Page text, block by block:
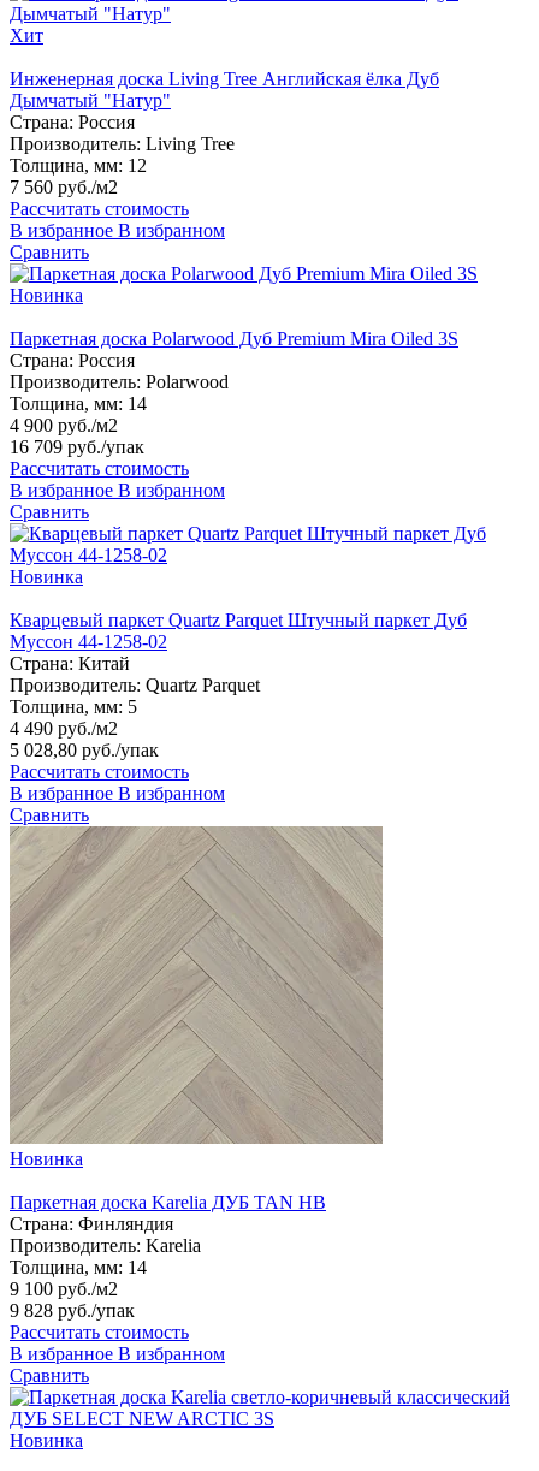
Хит
Инженерная доска Living Tree Английская ёлка Дуб
Дымчатый "Натур"
Страна: Россия
Производитель: Living Tree
Толщина, мм: 12
7 560 руб./м2
Рассчитать стоимость
В избранное В избранном
Сравнить
Новинка
Паркетная доска Polarwood Дуб Premium Mira Oiled 3S
Страна: Россия
Производитель: Polarwood
Толщина, мм: 14
4 900 руб./м2
16 709 руб./упак
Рассчитать стоимость
В избранное В избранном
Сравнить
Новинка
Кварцевый паркет Quartz Parquet Штучный паркет Дуб
Муссон 44-1258-02
Страна: Китай
Производитель: Quartz Parquet
Толщина, мм: 5
4 490 руб./м2
5 028,80 руб./упак
Рассчитать стоимость
В избранное В избранном
Сравнить
Новинка
Паркетная доска Karelia ДУБ TAN HB
Страна: Финляндия
Производитель: Karelia
Толщина, мм: 14
9 100 руб./м2
9 828 руб./упак
Рассчитать стоимость
В избранное В избранном
Сравнить
Новинка